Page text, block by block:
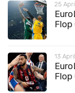
25
Flop
13
Flop